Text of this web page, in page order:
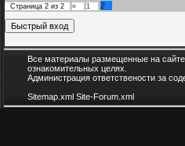
Страница 2 из 2 « 1 2
Все материалы размещенные на
ознакомительных целях.
Администрация ответствености за
Sitemap.xml Site-Forum.xml